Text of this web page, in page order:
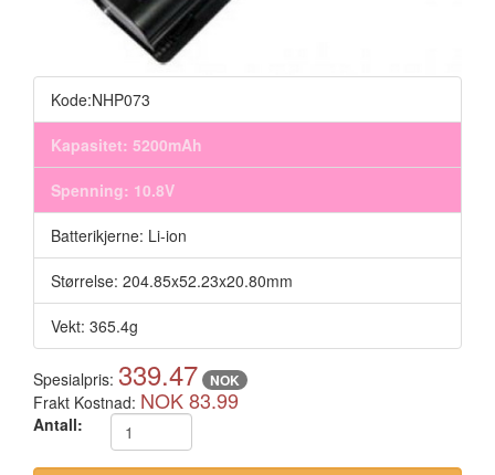
Kode:NHP073
Kapasitet: 5200mAh
Spenning: 10.8V
Batterikjerne: Li-ion
Størrelse: 204.85x52.23x20.80mm
Vekt: 365.4g
Spesialpris: 339.47 NOK
Frakt Kostnad: NOK 83.99
Antall: